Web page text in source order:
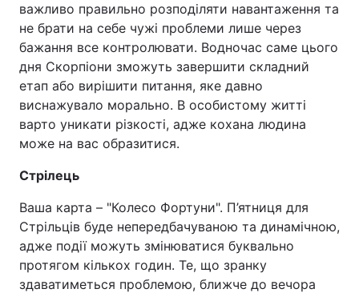
важливо правильно розподіляти навантаження та
не брати на себе чужі проблеми лише через
бажання все контролювати. Водночас саме цього
дня Скорпіони зможуть завершити складний
етап або вирішити питання, яке давно
виснажувало морально. В особистому житті
варто уникати різкості, адже кохана людина
може на вас образитися.
Стрілець
Ваша карта – "Колесо Фортуни". П’ятниця для
Стрільців буде непередбачуваною та динамічною,
адже події можуть змінюватися буквально
протягом кількох годин. Те, що зранку
здаватиметься проблемою, ближче до вечора